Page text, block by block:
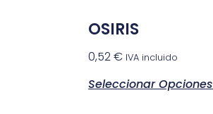
OSIRIS
0,52€ IVA incluido
Seleccionar Opciones